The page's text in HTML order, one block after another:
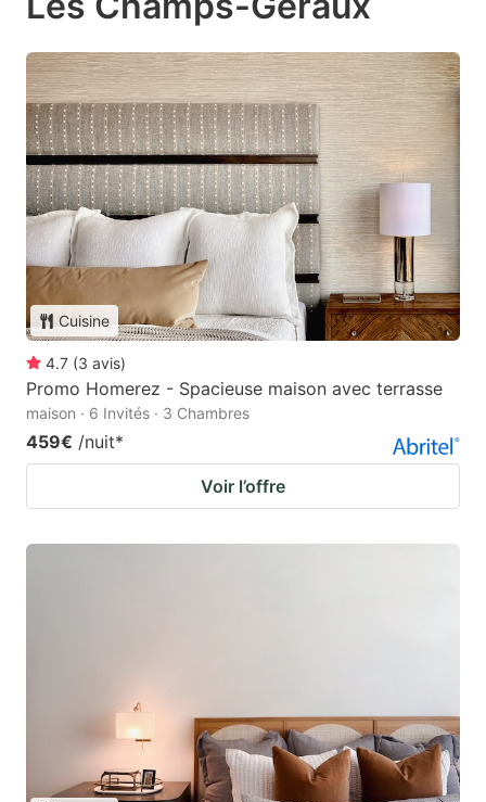
Cuisine
4.7 (3 avis)
Promo Homerez - Spacieuse maison avec terrasse
maison · 6 Invités · 3 Chambres
459€ /nuit*
Voir l’offre